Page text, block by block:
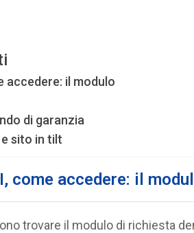
accedere: il modulo
di garanzia
sito in tilt
come accedere: il
trovare il modulo di richiesta